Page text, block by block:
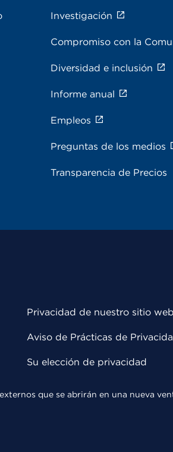
Investigación
Compromiso con la
Diversidad e inclusión
Informe anual
Empleos
Preguntas de los medios
Transparencia de Precios
Privacidad de nuestro sitio web
Aviso de Prácticas de
Su elección de privacidad
que se abrirán en una nueva